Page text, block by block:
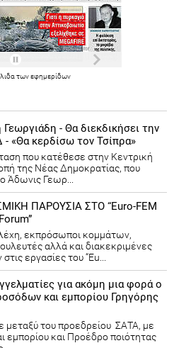
τωνεφημερίδων
- Θα διεκδικήσει την
«Θα κερδίσω τον Τσίπρα»
που κατέθεσε στην Κεντρική
της Νέας Δημοκρατίας, που
Άδωνις Γεωρ...
ΠΑΡΟΥΣΙΑ ΣΤΟ “Euro-FEM
εκπρόσωποι κομμάτων,
αλλά και διακεκριμένες
εργασίες του “Eu...
για ακόμη μια φορά ο
και εμπορίου Γρηγόρης
μεταξύ του προεδρείου ΣΑΤΑ, με
εμπορίου και Προέδρο ποιότητας